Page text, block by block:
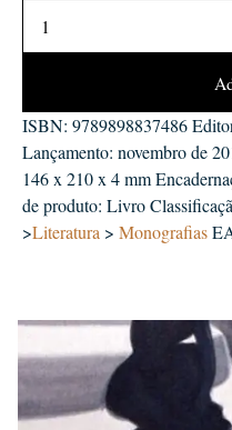
ISBN: 9789898837486
Lançamento: novembro de
146 x 210 x 4 mm
de produto: Livro
>Literatura > Monografias